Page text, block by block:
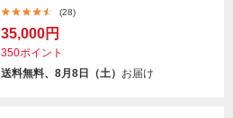
(28)
35,000円
350ポイント
送料無料、8月8日（土） お届け